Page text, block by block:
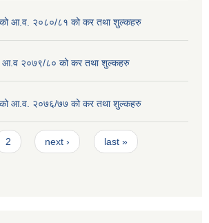
आ.व. २०८०/८१ को कर तथा शुल्कहरु
आ.व २०७९/८० को कर तथा शुल्कहरु
आ.व. २०७६/७७ को कर तथा शुल्कहरु
2 next › last »